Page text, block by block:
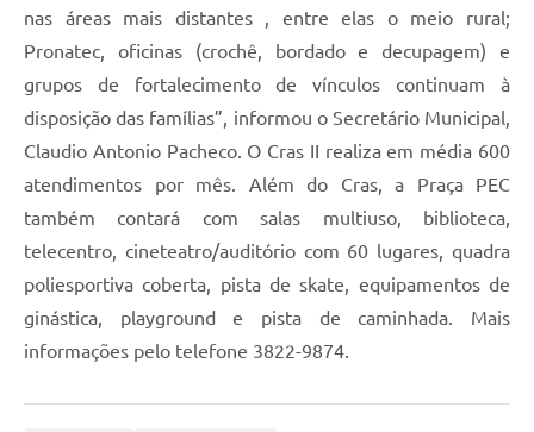
nas áreas mais distantes , entre elas o meio rural;
Pronatec, oficinas (crochê, bordado e decupagem) e
grupos de fortalecimento de vínculos continuam à
disposição das famílias”, informou o Secretário Municipal,
Claudio Antonio Pacheco. O Cras II realiza em média 600
atendimentos por mês. Além do Cras, a Praça PEC
também contará com salas multiuso, biblioteca,
telecentro, cineteatro/auditório com 60 lugares, quadra
poliesportiva coberta, pista de skate, equipamentos de
ginástica, playground e pista de caminhada. Mais
informações pelo telefone 3822-9874.